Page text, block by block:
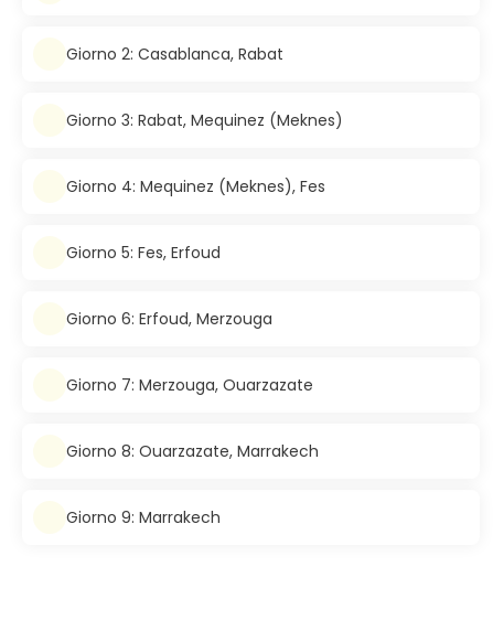
Giorno 2: Casablanca, Rabat
Giorno 3: Rabat, Mequinez (Meknes)
Giorno 4: Mequinez (Meknes), Fes
Giorno 5: Fes, Erfoud
Giorno 6: Erfoud, Merzouga
Giorno 7: Merzouga, Ouarzazate
Giorno 8: Ouarzazate, Marrakech
Giorno 9: Marrakech